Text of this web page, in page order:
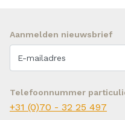
Telefoonnummer
+31 (0)70 - 32 25 497
Aanmelden nieuwsbrief